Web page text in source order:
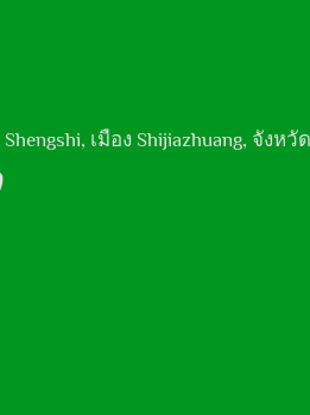
เมือง Shijiazhuang, จังหวั